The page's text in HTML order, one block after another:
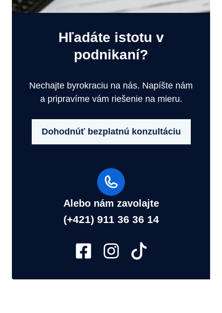
Hľadáte istotu v
podnikaní?
Nechajte byrokraciu na nás. Napíšte nám
a pripravíme vám riešenie na mieru.
Dohodnúť bezplatnú konzultáciu
Alebo nám zavolajte
(+421) 911 36 36 14